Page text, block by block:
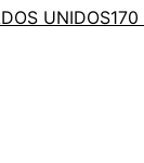
UNIDOS